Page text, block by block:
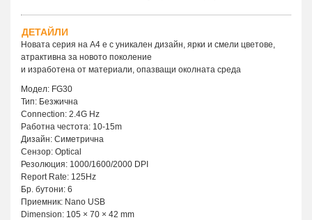
ДЕТАЙЛИ
Новата серия на А4 е с уникален дизайн, ярки и смели цветове,
атрактивна за новото поколение
и изработена от материали, опазващи околната среда
Модел: FG30
Тип: Безжична
Connection: 2.4G Hz
Работна честота: 10-15m
Дизайн: Симетрична
Сензор: Optical
Резолюция: 1000/1600/2000 DPI
Report Rate: 125Hz
Бр. бутони: 6
Приемник: Nano USB
Dimension: 105 × 70 × 42 mm